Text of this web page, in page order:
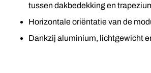
tussen dakbedekking en
Horizontale oriëntatie van de
Dankzij aluminium, lichtgewicht